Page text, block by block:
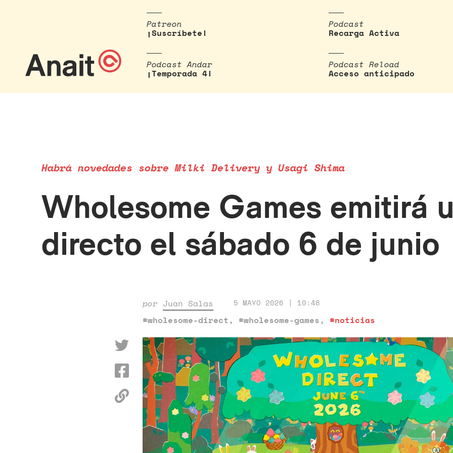
Patreon
¡Suscríbete!
Podcast
Recarga Activa
Podcast Andar
¡Temporada 4!
Podcast Reload
Acceso anticipado
Habrá novedades sobre Milki Delivery y Usagi Shima
Wholesome Games emitirá
directo el sábado 6 de junio
por Juan Salas 5 MAYO 2026 | 10:48
#wholesome-direct, #wholesome-games, #noticias